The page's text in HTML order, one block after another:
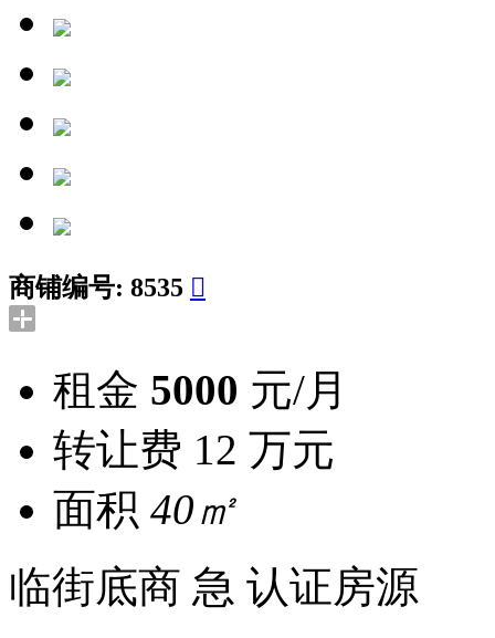
商铺编号: 8535 
租金 5000 元/月
转让费 12 万元
面积 40㎡
临街底商 急 认证房源